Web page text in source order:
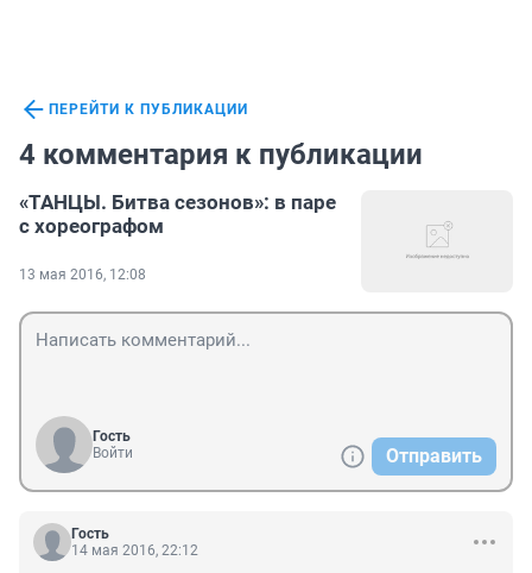
ПЕРЕЙТИ К ПУБЛИКАЦИИ
4 комментария к публикации
«ТАНЦЫ. Битва сезонов»: в паре
с хореографом
13 мая 2016, 12:08
Гость
Войти
Отправить
Гость
14 мая 2016, 22:12